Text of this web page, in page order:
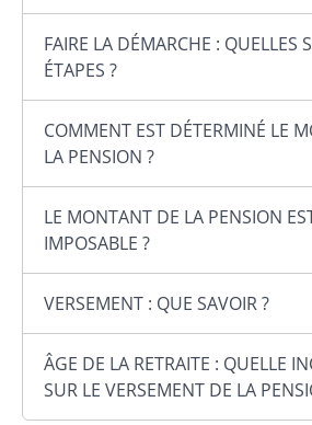
FAIRE LA DÉMARCHE : QUELLES
ÉTAPES ?
COMMENT EST DÉTERMINÉ LE
LA PENSION ?
LE MONTANT DE LA PENSION
IMPOSABLE ?
VERSEMENT : QUE SAVOIR ?
ÂGE DE LA RETRAITE : QUELLE
SUR LE VERSEMENT DE LA